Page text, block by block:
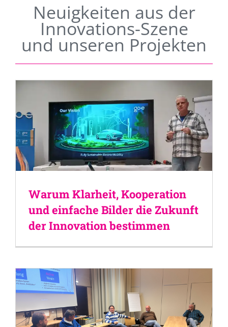
Neuigkeiten aus der
Innovations-Szene
und unseren Projekten
Warum Klarheit, Kooperation
und einfache Bilder die Zukunft
der Innovation bestimmen